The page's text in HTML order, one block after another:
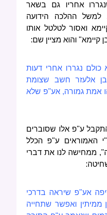
אחריו גם בשאר
למשל ההלכה הידועה
ואסור לטלטל אותו
והוא מציין שם:
נגררו אחרי דעות
בן אלעזר חשב שצומת
אמת גמורה, אע"פ שלא
ע"פ אלו שסוברים
האמוראים ע"פ הכלל
ממחישה לנו את דברי
אע"פ שיראה בדרכי
ממיתין ואפשר שתחייה